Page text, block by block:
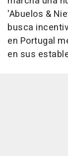
'Abuelos &
busca
en Portugal
en sus